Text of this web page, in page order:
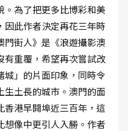
。為了把更多比博彩和美
因此作者決定再花三年時
門街人》是《浪遊攝影澳
有重覆，希望再次嘗試改
城」的片面印象，同時令
生土長的城市。澳門的面
香港早開埠近三百年，這
想像中更引人入勝。作者